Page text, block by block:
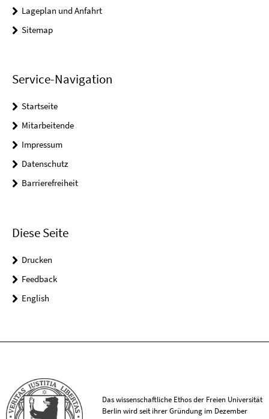
Lageplan und Anfahrt
Sitemap
Service-Navigation
Startseite
Mitarbeitende
Impressum
Datenschutz
Barrierefreiheit
Diese Seite
Drucken
Feedback
English
Das wissenschaftliche Ethos der Freien Universität
Berlin wird seit ihrer Gründung im Dezember